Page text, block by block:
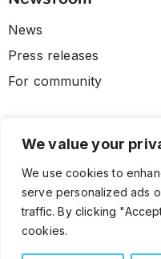
We value your
We use cookies to
serve personalized ads
traffic. By clicking
cookies.
News
Press releases
For community
© 2026 CLL HEALTH. All